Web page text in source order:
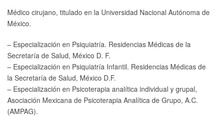
Médico cirujano, titulado en la Universidad Nacional Autónoma de
México.
– Especialización en Psiquiatría. Residencias Médicas de la
Secretaría de Salud, México D. F.
– Especialización en Psiquiatría Infantil. Residencias Médicas de
la Secretaría de Salud, México D.F.
– Especialización en Psicoterapia analítica individual y grupal,
Asociación Mexicana de Psicoterapia Analítica de Grupo, A.C.
(AMPAG).